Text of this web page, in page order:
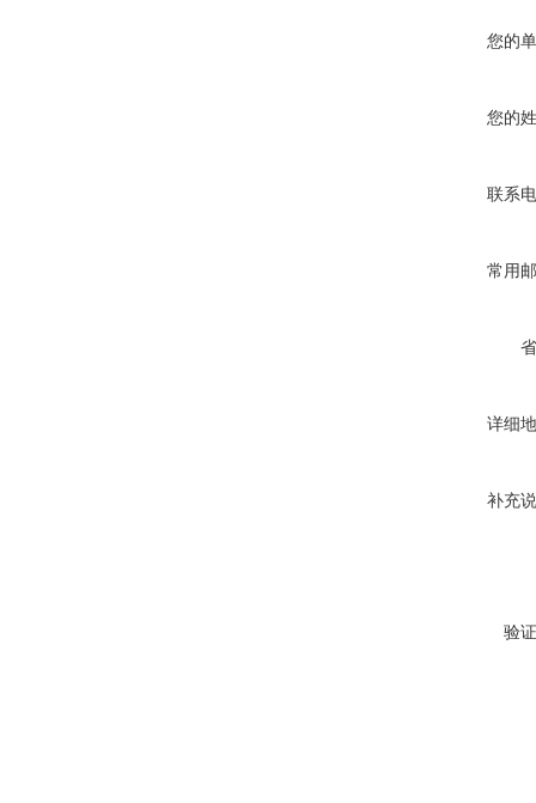
您的
您的
联系
常用
详细
补充
验